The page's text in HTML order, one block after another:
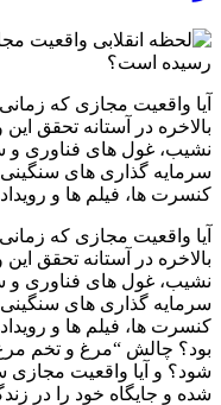
آیا واقعیت مجازی که
بالاخره در آستانه تحقق
نشیب، غول های فناوری و
سرمایه گذاری های سنگینی
کنسرت ها، فیلم ها و
آیا واقعیت مجازی که
بالاخره در آستانه تحقق
نشیب، غول های فناوری و
سرمایه گذاری های سنگینی
کنسرت ها، فیلم ها و
بود؟ چالش “مرغ و تخم
شود؟ و آیا واقعیت
شده و جایگاه خود را در